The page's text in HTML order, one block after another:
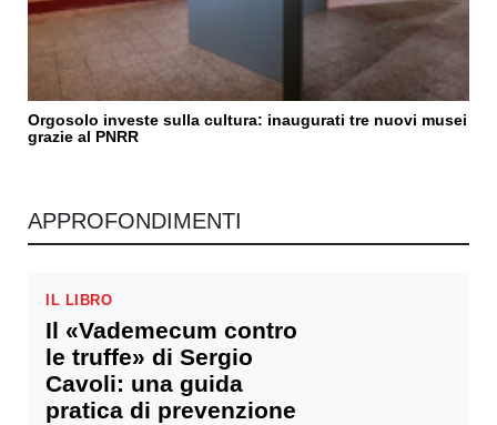
Orgosolo investe sulla cultura: inaugurati tre nuovi musei
grazie al PNRR
APPROFONDIMENTI
IL LIBRO
Il «Vademecum contro
le truffe» di Sergio
Cavoli: una guida
pratica di prevenzione